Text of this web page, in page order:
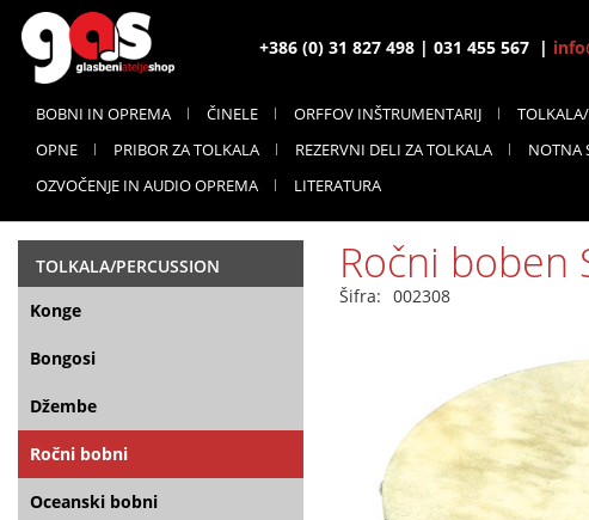
+386 (0) 31 827 498 | 031 455 567 |
BOBNI IN OPREMA ČINELE ORFFOV INŠTRUMENTARIJ
OPNE
PRIBOR ZA TOLKALA REZERVNI DELI ZA TOLKALA NOTNA
OZVOČENJE IN AUDIO OPREMA
LITERATURA
TOLKALA/PERCUSSION
Konge
Bongosi
Džembe
Ročni bobni
Oceanski bobni
Ročni boben
Šifra: 002308